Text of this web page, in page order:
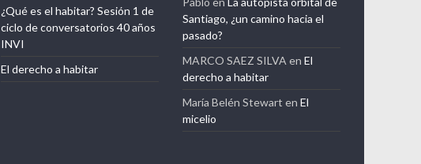
¿Qué es el habitar? Sesión 1 de
ciclo de conversatorios 40 años
INVI
El derecho a habitar
Santiago, ¿un camino hacia el
pasado?
MARCO SAEZ SILVA en El
derecho a habitar
María Belén Stewart en El
micelio